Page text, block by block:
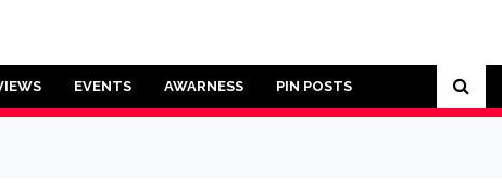
EVENTS AWARNESS PIN POSTS